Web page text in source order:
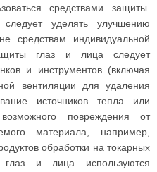
средствами защиты.
уделять улучшению
средствам индивидуальной
глаз и лица следует
и инструментов (включая
вентиляции для удаления
источников тепла или
повреждения от
материала, например,
обработки на токарных
и лица используются